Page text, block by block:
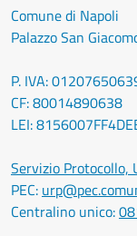
Comune di Napoli
Palazzo San
P. IVA:
CF: 80014890638
LEI:
Servizio Protocollo,
PEC:
Centralino unico: